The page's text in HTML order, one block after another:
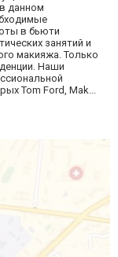
данном
в бьюти
занятий и
макияжа. Только
Наши
Tom Ford, Mak...